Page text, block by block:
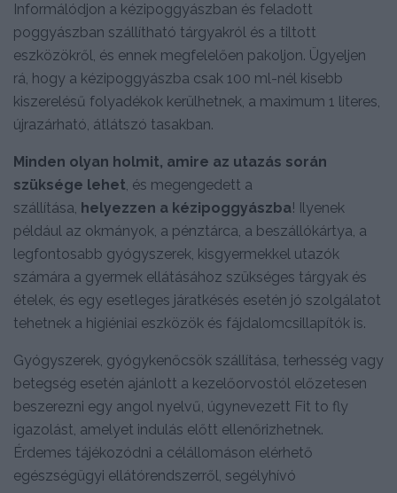
Informálódjon a kézipoggyászban és feladott
poggyászban szállítható tárgyakról és a tiltott
eszközökről, és ennek megfelelően pakoljon. Ügyeljen
rá, hogy a kézipoggyászba csak 100 ml-nél kisebb
kiszerelésű folyadékok kerülhetnek, a maximum 1 literes,
újrazárható, átlátszó tasakban.
Minden olyan holmit, amire az utazás során
szüksége lehet, és megengedett a
szállítása, helyezzen a kézipoggyászba! Ilyenek
például az okmányok, a pénztárca, a beszállókártya, a
legfontosabb gyógyszerek, kisgyermekkel utazók
számára a gyermek ellátásához szükséges tárgyak és
ételek, és egy esetleges járatkésés esetén jó szolgálatot
tehetnek a higiéniai eszközök és fájdalomcsillapítók is.
Gyógyszerek, gyógykenőcsök szállítása, terhesség vagy
betegség esetén ajánlott a kezelőorvostól előzetesen
beszerezni egy angol nyelvű, úgynevezett Fit to fly
igazolást, amelyet indulás előtt ellenőrizhetnek.
Érdemes tájékozódni a célállomáson elérhető
egészségügyi ellátórendszerről, segélyhívó